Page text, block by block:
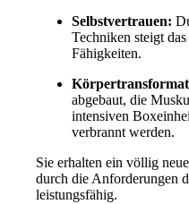
Selbstvertrauen:
Techniken steigt
Fähigkeiten.
abgebaut, die
intensiven
verbrannt werden.
Sie erhalten ein völlig
durch die Anforderungen
leistungsfähig.